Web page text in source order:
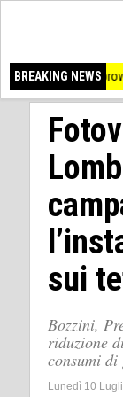
BREAKING NEWS
provincia di
sui
Bozzini,
riduzione
consumi
Lunedì 10